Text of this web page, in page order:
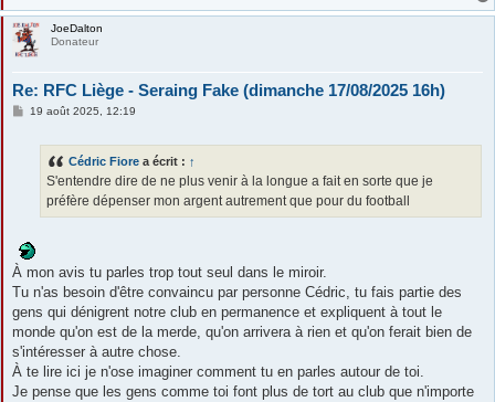
JoeDalton
Donateur
Re: RFC Liège - Seraing Fake (dimanche 17/08/2025 16h)
M
19 août 2025, 12:19
Cédric Fiore a écrit : ↑
S'entendre dire de ne plus venir à la longue a fait en sorte que je
préfère dépenser mon argent autrement que pour du football
À mon avis tu parles trop tout seul dans le miroir.
Tu n'as besoin d'être convaincu par personne Cédric, tu fais partie des
gens qui dénigrent notre club en permanence et expliquent à tout le
monde qu'on est de la merde, qu'on arrivera à rien et qu'on ferait bien de
s'intéresser à autre chose.
À te lire ici je n'ose imaginer comment tu en parles autour de toi.
Je pense que les gens comme toi font plus de tort au club que n'importe